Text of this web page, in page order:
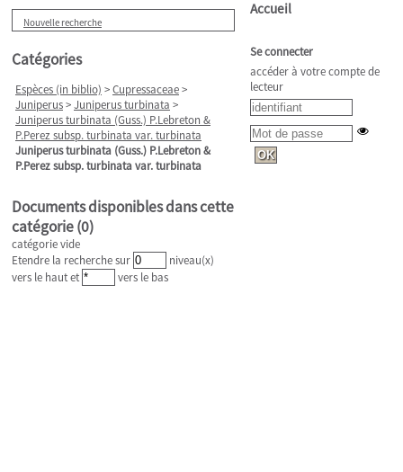
Nouvelle recherche
Catégories
Espèces (in biblio) >Cupressaceae>
Juniperus>Juniperus turbinata >
Juniperus turbinata (Guss.) P.Lebreton &
P.Perez subsp. turbinata var. turbinata
Juniperus turbinata (Guss.) P.Lebreton &
P.Perez subsp. turbinata var. turbinata
Documents disponibles dans cette
catégorie (0)
catégorie vide
Etendre la recherche sur
niveau(x)
vers le haut et
vers le bas
Accueil
Se connecter
accéder à votre compte de
lecteur